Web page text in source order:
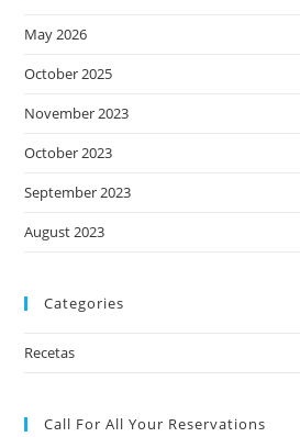
May 2026
October 2025
November 2023
October 2023
September 2023
August 2023
Categories
Recetas
Call For All Your​ Reservations